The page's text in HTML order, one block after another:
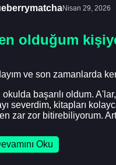
Nisan 29, 2026
olduğum
ve son zamanlarda
okulda başarılı oldum.
severdim, kitapları
zar zor bitirebiliyorum.
Oku